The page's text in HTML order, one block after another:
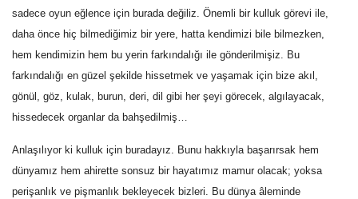
sadece oyun eğlence için burada değiliz. Önemli bir kulluk görevi ile,
daha önce hiç bilmediğimiz bir yere, hatta kendimizi bile bilmezken,
hem kendimizin hem bu yerin farkındalığı ile gönderilmişiz. Bu
farkındalığı en güzel şekilde hissetmek ve yaşamak için bize akıl,
gönül, göz, kulak, burun, deri, dil gibi her şeyi görecek, algılayacak,
hissedecek organlar da bahşedilmiş…
Anlaşılıyor ki kulluk için buradayız. Bunu hakkıyla başarırsak hem
dünyamız hem ahirette sonsuz bir hayatımız mamur olacak; yoksa
perişanlık ve pişmanlık bekleyecek bizleri. Bu dünya âleminde